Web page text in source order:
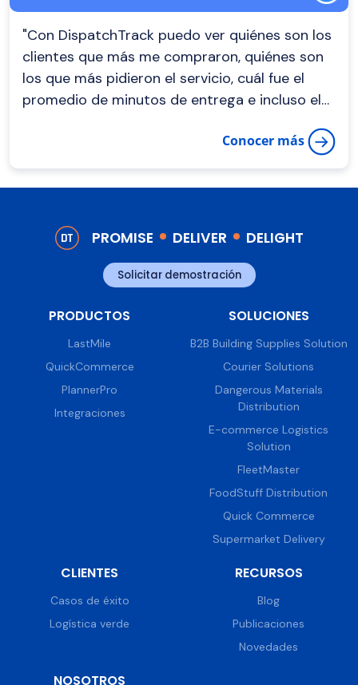
"Con DispatchTrack puedo ver quiénes son los
clientes que más me compraron, quiénes son
los que más pidieron el servicio, cuál fue el
promedio de minutos de entrega e incluso el
Conocer más
PROMISE DELIVER DELIGHT
Solicitar demostración
PRODUCTOS
LastMile
QuickCommerce
PlannerPro
Integraciones
SOLUCIONES
B2B Building Supplies Solution
Courier Solutions
Dangerous Materials
Distribution
E-commerce Logistics
Solution
FleetMaster
FoodStuff Distribution
Quick Commerce
Supermarket Delivery
CLIENTES
Casos de éxito
Logística verde
RECURSOS
Blog
Publicaciones
Novedades
NOSOTROS